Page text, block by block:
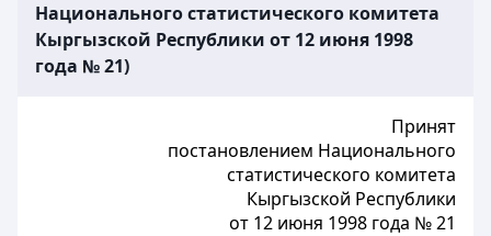
Национального статистического комитета
Кыргызской Республики от 12 июня 1998
года № 21)
Принят
постановлением Национального
статистического комитета
Кыргызской Республики
от 12 июня 1998 года № 21